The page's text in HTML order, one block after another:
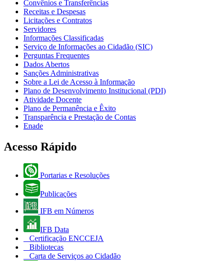
Convênios e Transferências
Receitas e Despesas
Licitações e Contratos
Servidores
Informações Classificadas
Serviço de Informações ao Cidadão (SIC)
Perguntas Frequentes
Dados Abertos
Sanções Administrativas
Sobre a Lei de Acesso à Informação
Plano de Desenvolvimento Institucional (PDI)
Atividade Docente
Plano de Permanência e Êxito
Transparência e Prestação de Contas
Enade
Acesso Rápido
Portarias e Resoluções
Publicações
IFB em Números
IFB Data
Certificação ENCCEJA
Bibliotecas
Carta de Serviços ao Cidadão